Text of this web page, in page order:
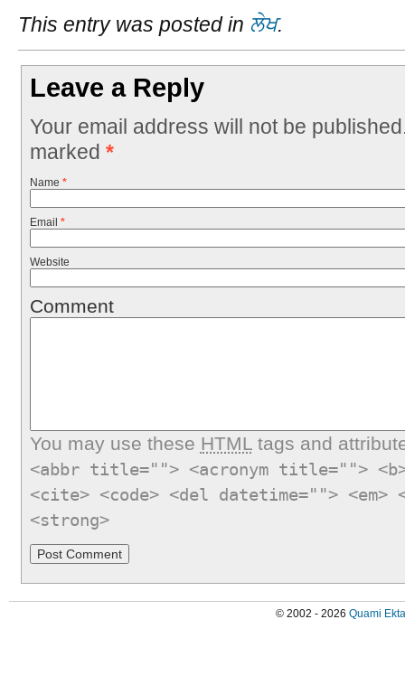
This entry was posted in ਲੇਖ.
Leave a Reply
Your email address will not be
marked *
Name *
Email *
Website
Comment
You may use these HTMLtags and
<abbr title=""> <acronym title="">
<cite> <code> <del datetime="">
<strong>
© 2002 - 2026 Quami